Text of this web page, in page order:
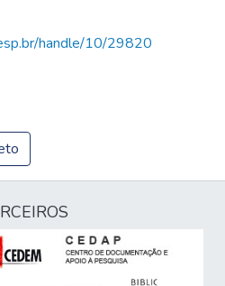
handle/10/29820